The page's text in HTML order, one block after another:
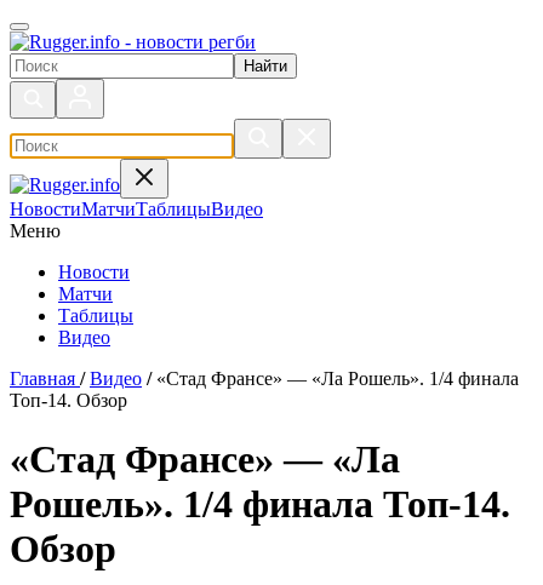
Поиск по сайту
НовостиМатчиТаблицыВидео
Меню
Новости
Матчи
Таблицы
Видео
Главная / Видео / «Стад Франсе» — «Ла Рошель». 1/4 финала
Топ-14. Обзор
«Стад Франсе» — «Ла
Рошель». 1/4 финала Топ-14.
Обзор